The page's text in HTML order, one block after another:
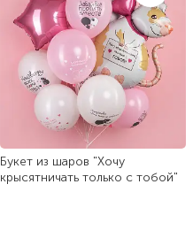
Букет из шаров "Хочу
крысятничать только с тобой"